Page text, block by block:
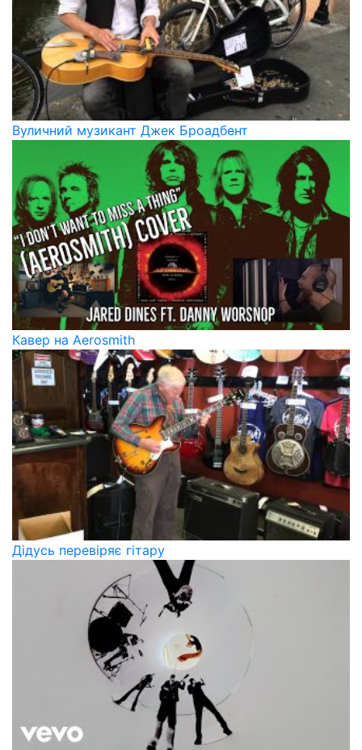
Вуличний музикант Джек Броадбент
Кавер на Aerosmith
Дідусь перевіряє гітару